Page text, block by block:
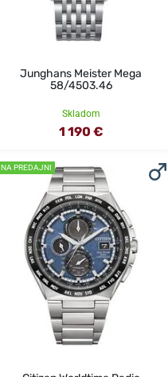
Junghans Meister Mega
58/4503.46
Skladom
1 190 €
NA PREDAJNI